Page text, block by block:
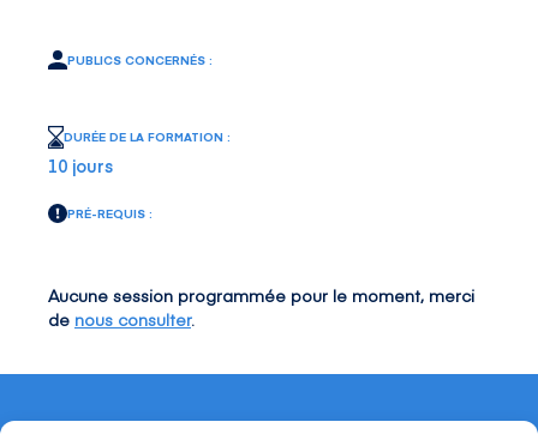
PUBLICS CONCERNÉS :
DURÉE DE LA FORMATION :
10 jours
PRÉ-REQUIS :
Aucune session programmée pour le moment, merci
de nous consulter.